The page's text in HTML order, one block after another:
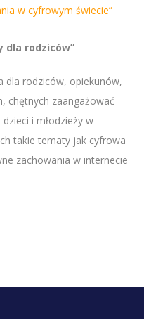
w cyfrowym świecie”
dla rodziców”
dla rodziców, opiekunów,
chętnych zaangażować
i młodzieży w
takie tematy jak cyfrowa
zachowania w internecie